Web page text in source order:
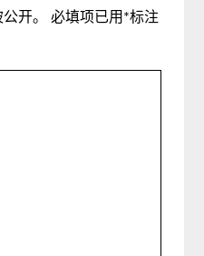
开。 必填项已用 *标注